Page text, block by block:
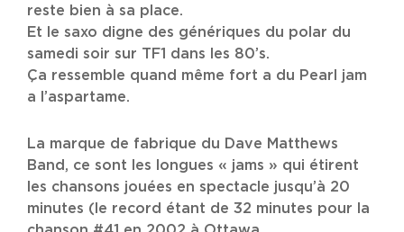
reste bien à sa place.
Et le saxo digne des génériques du polar du
samedi soir sur TF1 dans les 80’s.
Ça ressemble quand même fort a du Pearl jam
a l’aspartame.
La marque de fabrique du Dave Matthews
Band, ce sont les longues « jams » qui étirent
les chansons jouées en spectacle jusqu’à 20
minutes (le record étant de 32 minutes pour la